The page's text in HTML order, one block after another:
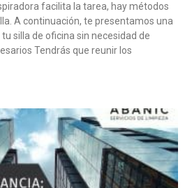
facilita la tarea, hay métodos
A continuación, te presentamos una
silla de oficina sin necesidad de
Tendrás que reunir los